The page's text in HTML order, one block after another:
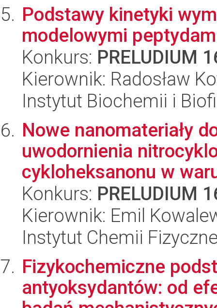
Podstawy kinetyki
modelowymi
Konkurs: PRELUDIUM
Kierownik: Radosław
Instytut Biochemii i
Nowe nanomateriały
uwodornienia
cykloheksanonu w
Konkurs: PRELUDIUM
Kierownik: Emil
Instytut Chemii
Fizykochemiczne
antyoksydantów: od